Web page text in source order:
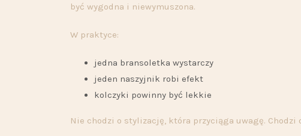
być wygodna i niewymuszona.
W praktyce:
jedna bransoletka wystarczy
jeden naszyjnik robi efekt
kolczyki powinny być lekkie
Nie chodzi o stylizację, która przyciąga uwagę. Chodzi